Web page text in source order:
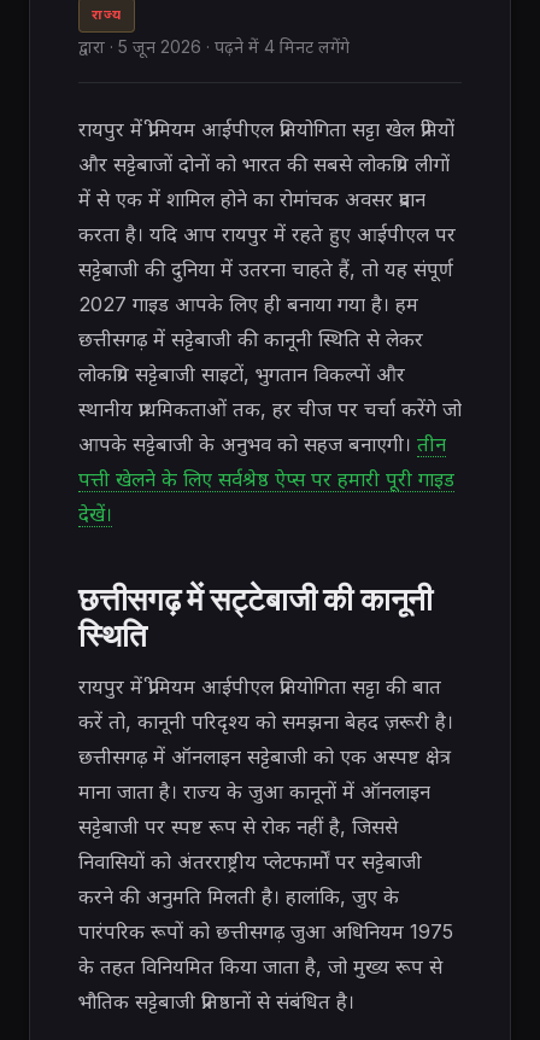
राज्य
द्वारा · 5 जून 2026 · पढ़ने में 4 मिनट लगेंगे
रायपुर में प्रीमियम आईपीएल प्रतियोगिता सट्टा खेल प्रेमियों
और सट्टेबाजों दोनों को भारत की सबसे लोकप्रिय लीगों
में से एक में शामिल होने का रोमांचक अवसर प्रदान
करता है। यदि आप रायपुर में रहते हुए आईपीएल पर
सट्टेबाजी की दुनिया में उतरना चाहते हैं, तो यह संपूर्ण
2027 गाइड आपके लिए ही बनाया गया है। हम
छत्तीसगढ़ में सट्टेबाजी की कानूनी स्थिति से लेकर
लोकप्रिय सट्टेबाजी साइटों, भुगतान विकल्पों और
स्थानीय प्राथमिकताओं तक, हर चीज पर चर्चा करेंगे जो
आपके सट्टेबाजी के अनुभव को सहज बनाएगी। तीन
पत्ती खेलने के लिए सर्वश्रेष्ठ ऐप्स पर हमारी पूरी गाइड
देखें।
छत्तीसगढ़ में सट्टेबाजी की कानूनी
स्थिति
रायपुर में प्रीमियम आईपीएल प्रतियोगिता सट्टा की बात
करें तो, कानूनी परिदृश्य को समझना बेहद ज़रूरी है।
छत्तीसगढ़ में ऑनलाइन सट्टेबाजी को एक अस्पष्ट क्षेत्र
माना जाता है। राज्य के जुआ कानूनों में ऑनलाइन
सट्टेबाजी पर स्पष्ट रूप से रोक नहीं है, जिससे
निवासियों को अंतरराष्ट्रीय प्लेटफार्मों पर सट्टेबाजी
करने की अनुमति मिलती है। हालांकि, जुए के
पारंपरिक रूपों को छत्तीसगढ़ जुआ अधिनियम 1975
के तहत विनियमित किया जाता है, जो मुख्य रूप से
भौतिक सट्टेबाजी प्रतिष्ठानों से संबंधित है।